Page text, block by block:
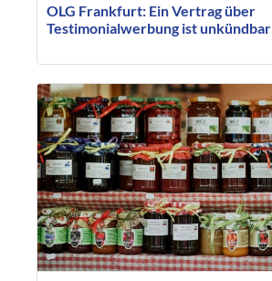
OLG Frankfurt: Ein Vertrag über
Testimonialwerbung ist unkündbar